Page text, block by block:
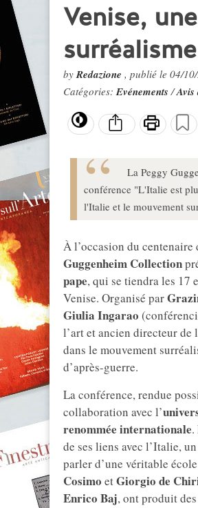
Venise,
byRedazione , publié le 04/
Catégories:Evénements/Avis
La Peggy
conférence "L'Italie est
l'Italie et le mouvement
À l’occasion du centenaire
Guggenheim Collection
pape, qui se tiendra les 17
Venise. Organisé par
Giulia Ingarao
l’art et ancien directeur
dans le mouvement
d’après-guerre.
La conférence, rendue
collaboration avec l’
renommée internationale.
de ses liens avec l’Italie,
parler d’une véritable
Cosimo etGiorgio de
Enrico Baj, ont produit